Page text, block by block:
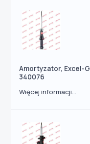
Amortyzator, Excel-G
340076
Więcej informacji...